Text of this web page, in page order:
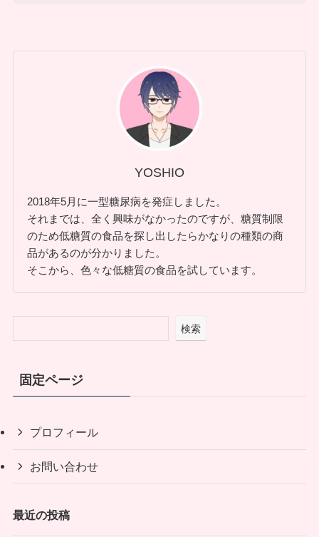
YOSHIO
2018年5月に一型糖尿病を発症しました。
それまでは、全く興味がなかったのですが、糖質制限
のため低糖質の食品を探し出したらかなりの種類の商
品があるのが分かりました。
そこから、色々な低糖質の食品を試しています。
検索
固定ページ
プロフィール
お問い合わせ
最近の投稿